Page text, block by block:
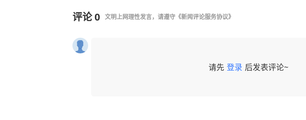
评论0 文明上网理性发言，请遵守 《新闻评论服务协议》
请先 登录 后发表评论~